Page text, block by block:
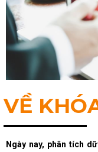
Ngày nay, phân tích
VỀ